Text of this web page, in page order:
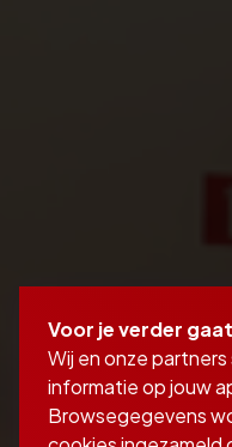
Voor je verder
Wij en onze
informatie op jouw
Browsegegevens